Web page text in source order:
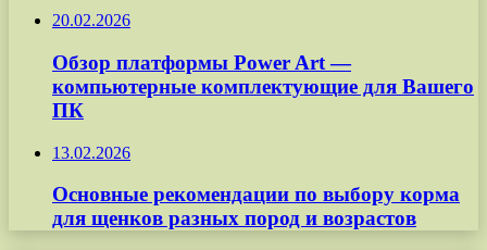
20.02.2026
Обзор платформы Power Art —
компьютерные комплектующие для Вашего
ПК
13.02.2026
Основные рекомендации по выбору корма
для щенков разных пород и возрастов